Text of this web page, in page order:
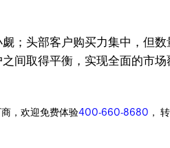
；头部客户购买力集中，但
间取得平衡，实现全面的市场
，欢迎免费体验400-660-8680 ，